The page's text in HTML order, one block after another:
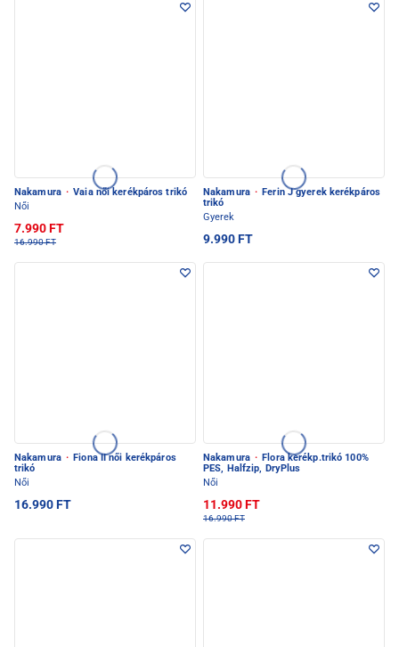
Nakamura · Vaia női kerékpáros trikó
Női
7.990 FT
16.990 FT
Nakamura · Ferin J gyerek kerékpáros
trikó
Gyerek
9.990 FT
Nakamura · Fiona II női kerékpáros
trikó
Női
16.990 FT
Nakamura · Flora kerékp.trikó 100%
PES, Halfzip, DryPlus
Női
11.990 FT
16.990 FT